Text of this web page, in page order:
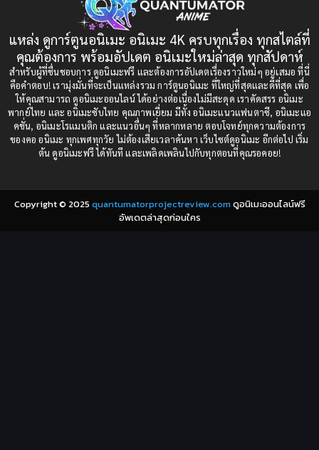
(1)
Censored (เซ็นเซอร์)(19)
Comedy (ตลก)(235)
Comedy (ตลก)(85)
Comic Book การ์ตูน(1)
Coming-of-Age ก้าวผ่านวัย(6)
1991
1989
1988
1987
1985
1984
1983
1982
1981
1980
1979
แหล่ง ดูการ์ตูนอนิเมะ อนิเมะ 4K ครบทุกเรื่อง ทุกสไตล์ที่
คุณต้องการ พร้อมอัปเดต อนิเมะใหม่ล่าสุด ทุกสัปดาห์
สำหรับผู้ที่ชื่นชอบการ ดูอนิเมะฟรี และต้องการอัปเดตเรื่องราวใหม่ๆ อยู่เสมอ ที่นี่
คือคำตอบ! เรามุ่งมั่นที่จะเป็นแหล่งรวม การ์ตูนอนิเมะ ที่ใหญ่ที่สุดและดีที่สุด เพื่อ
ให้คุณสามารถ ดูอนิเมะออนไลน์ ได้อย่างต่อเนื่องไม่มีสะดุด เราคัดสรร อนิเมะ
พากย์ไทย และ อนิเมะซับไทย คุณภาพเยี่ยม มีทั้ง อนิเมะแนวแฟนตาซี, อนิเมะแอ
คชั่น, อนิเมะโรแมนติก และแนวอื่นๆ ที่หลากหลาย ตอบโจทย์ทุกความต้องการ
ของคอ อนิเมะ ทุกเพศทุกวัย ไม่ต้องเสียเวลาค้นหา เว็บไซต์ดูอนิเมะ อีกต่อไป เริ่ม
ต้น ดูอนิเมะฟรี ได้ทันที และเพลิดเพลินไปกับทุกตอนที่คุณรอคอย!
Copyright © 2025 quantumatorprojectreview.comดูอนิเมะออนไลน์ฟรี
อัพเดตล่าสุดก่อนใคร